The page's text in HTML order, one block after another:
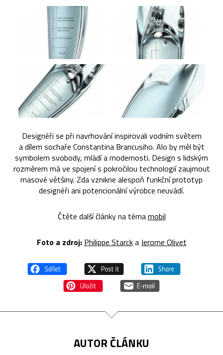
Designéři se při navrhování inspirovali vodním světem
a dílem sochaře Constantina Brancusiho. Alo by měl být
symbolem svobody, mládí a modernosti. Design s lidským
rozměrem má ve spojení s pokročilou technologií zaujmout
masové většiny. Zda vznikne alespoň funkční prototyp
designéři ani potencionální výrobce neuvádí.
Čtěte další články na témamobil
Foto a zdroj: Philippe StarckaJerome Olivet
AUTOR ČLÁNKU